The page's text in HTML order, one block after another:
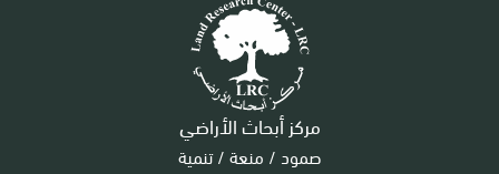
مركز أبحاث الأراضي
صمود / منعة / تنمية